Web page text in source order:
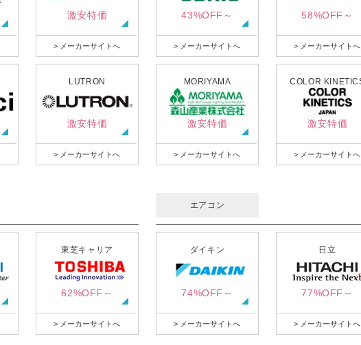
激安特価
> メーカーサイトへ
43%OFF～
> メーカーサイトへ
58%OFF～
> メーカーサイトへ
LUTRON
激安特価
> メーカーサイトへ
MORIYAMA
激安特価
> メーカーサイトへ
COLOR
激安特価
> メーカーサイトへ
エアコン
東芝キャリア
62%OFF～
> メーカーサイトへ
ダイキン
74%OFF～
> メーカーサイトへ
日立
77%OFF～
> メーカーサイトへ